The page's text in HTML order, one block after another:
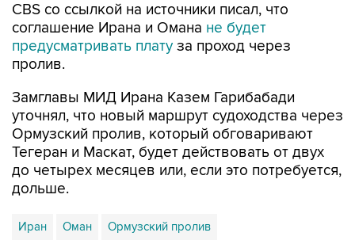
CBS со ссылкой на источники писал, что
соглашение Ирана и Омана не будет
предусматривать плату за проход через
пролив.
Замглавы МИД Ирана Казем Гарибабади
уточнял, что новый маршрут судоходства через
Ормузский пролив, который обговаривают
Тегеран и Маскат, будет действовать от двух
до четырех месяцев или, если это потребуется,
дольше.
Иран Оман Ормузский пролив